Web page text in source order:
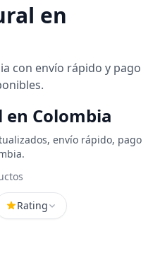
en
con envío rápido y pago
Colombia
envío rápido, pago
Rating